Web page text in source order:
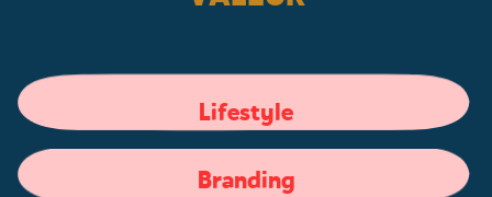
Lifestyle
Branding